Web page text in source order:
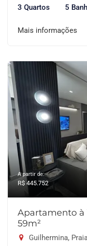
3 Quartos 5
Mais informações
A partir de:
R$ 445.752
Apartamento à
59m²
Guilhermina,